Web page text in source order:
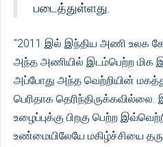
படைத்துள்ளது.
"2011 இல் இந்திய அணி உலக
அந்த அணியில் இடம்பெற்ற மிக
அப்போது அந்த வெற்றியின்
பெரிதாக
உழைப்புக்கு பிறகு பெற்ற
உண்மையிலேயே மகிழ்ச்சியை